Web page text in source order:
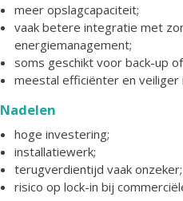
meer opslagcapaciteit;
vaak betere integratie met
energiemanagement;
soms geschikt voor back-up
meestal efficiënter en veiliger
Nadelen
hoge investering;
installatiewerk;
terugverdientijd vaak onzeker;
risico op lock-in bij